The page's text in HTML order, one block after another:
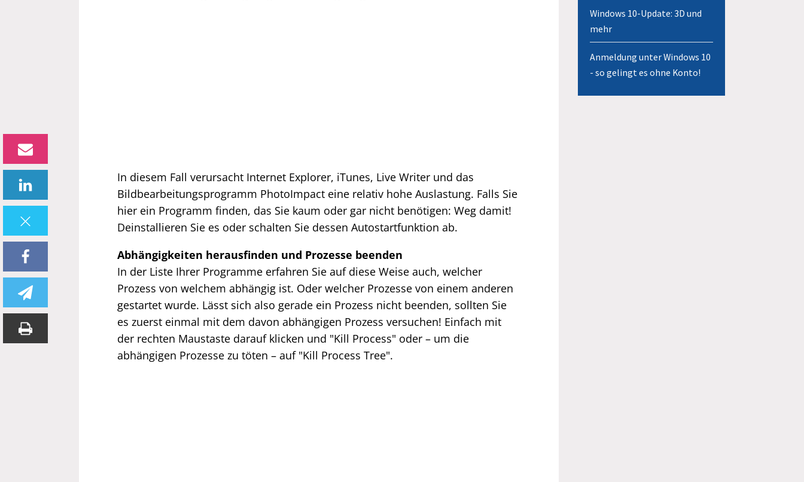
In diesem Fall verursacht Internet Explorer, iTunes, Live Writer und das
Bildbearbeitungsprogramm PhotoImpact eine relativ hohe Auslastung. Falls Sie
hier ein Programm finden, das Sie kaum oder gar nicht benötigen: Weg damit!
Deinstallieren Sie es oder schalten Sie dessen Autostartfunktion ab.
Abhängigkeiten herausfinden und Prozesse beenden
In der Liste Ihrer Programme erfahren Sie auf diese Weise auch, welcher
Prozess von welchem abhängig ist. Oder welcher Prozesse von einem anderen
gestartet wurde. Lässt sich also gerade ein Prozess nicht beenden, sollten Sie
es zuerst einmal mit dem davon abhängigen Prozess versuchen! Einfach mit
der rechten Maustaste darauf klicken und "Kill Process" oder – um die
abhängigen Prozesse zu töten – auf "Kill Process Tree".
Windows 10-Update: 3D und
mehr
Anmeldung unter Windows 10
- so gelingt es ohne Konto!